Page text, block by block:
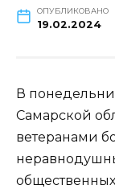
ОПУБЛИКОВАНО
19.02.2024
В
Самарской
ветеранами